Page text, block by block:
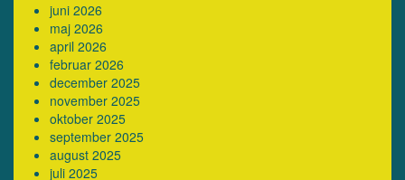
juni 2026
maj 2026
april 2026
februar 2026
december 2025
november 2025
oktober 2025
september 2025
august 2025
juli 2025